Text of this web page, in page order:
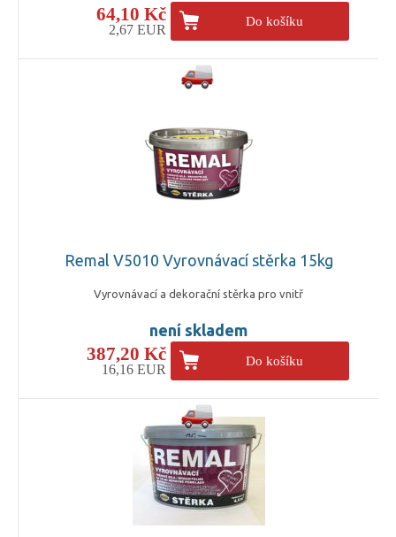
64,10 Kč
2,67 EUR
Do košíku
Remal V5010 Vyrovnávací stěrka 15kg
Vyrovnávací a dekorační stěrka pro vnitř
není skladem
387,20 Kč
16,16 EUR
Do košíku